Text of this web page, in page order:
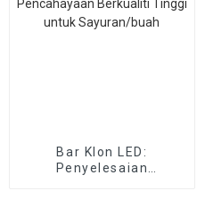
Bar Klon LED:
Penyelesaian